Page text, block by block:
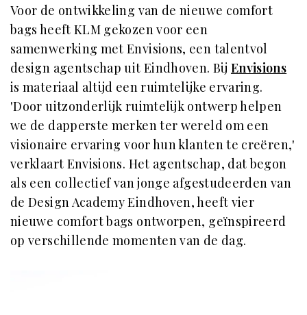
Voor de ontwikkeling van de nieuwe comfort
bags heeft KLM gekozen voor een
samenwerking met Envisions, een talentvol
design agentschap uit Eindhoven. Bij Envisions
is materiaal altijd een ruimtelijke ervaring.
'Door uitzonderlijk ruimtelijk ontwerp helpen
we de dapperste merken ter wereld om een
visionaire ervaring voor hun klanten te creëren,'
verklaart Envisions. Het agentschap, dat begon
als een collectief van jonge afgestudeerden van
de Design Academy Eindhoven, heeft vier
nieuwe comfort bags ontworpen, geïnspireerd
op verschillende momenten van de dag.